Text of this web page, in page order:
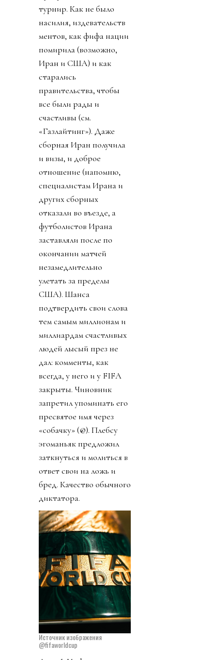
турнир. Как не было
насилия, издевательств
ментов, как фифа нации
помирила (возможно,
Иран и США) и как
старались
правительства, чтобы
все были рады и
счастливы (см.
«Газлайтинг»). Даже
сборная Иран получила
и визы, и доброе
отношение (напомню,
специалистам Ирана и
других сборных
отказали во въезде, а
футболистов Ирана
заставляли после по
окончании матчей
незамедлительно
улетать за пределы
США). Шанса
подтвердить свои слова
тем самым миллионам и
миллиардам счастливых
людей лысый през не
дал: комменты, как
всегда, у него и у FIFA
закрыты. Чиновник
запретил упоминать его
пресвятое имя через
«собачку» (@). Плебсу
эгоманьяк предложил
заткнуться и молиться в
ответ свои на ложь и
бред. Качество обычного
диктатора.
Источник изображения
@fifaworldcup